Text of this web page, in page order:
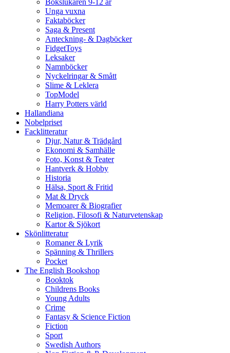
Bokslukaren 9-12 år
Unga vuxna
Faktaböcker
Saga & Present
Anteckning- & Dagböcker
FidgetToys
Leksaker
Namnböcker
Nyckelringar & Smått
Slime & Leklera
TopModel
Harry Potters värld
Hallandiana
Nobelpriset
Facklitteratur
Djur, Natur & Trädgård
Ekonomi & Samhälle
Foto, Konst & Teater
Hantverk & Hobby
Historia
Hälsa, Sport & Fritid
Mat & Dryck
Memoarer & Biografier
Religion, Filosofi & Naturvetenskap
Kartor & Sjökort
Skönlitteratur
Romaner & Lyrik
Spänning & Thrillers
Pocket
The English Bookshop
Booktok
Childrens Books
Young Adults
Crime
Fantasy & Science Fiction
Fiction
Sport
Swedish Authors